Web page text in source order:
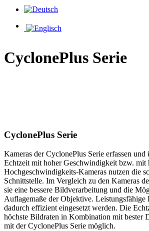
CyclonePlus Serie
CyclonePlus Serie
Kameras der CyclonePlus Serie erfassen
Echtzeit mit hoher Geschwindigkeit bzw. mit
Hochgeschwindigkeits-Kameras nutzen die
Schnittstelle. Im Vergleich zu den Kameras
sie eine bessere Bildverarbeitung und die
Auflagemaße der Objektive. Leistungsfähige
dadurch effizient eingesetzt werden. Die
höchste Bildraten in Kombination mit bester
mit der CyclonePlus Serie möglich.